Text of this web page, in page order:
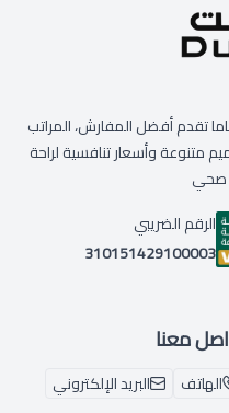
دوفت علامة تجارية بخبرة 50 عاما تقدم أفضل المفارش، المراتب
متنوعة وأسعار تنافسية لراحة
صحي
الرقم الضريبي
310151429100003
معنا
الهاتف البريد الإلكتروني